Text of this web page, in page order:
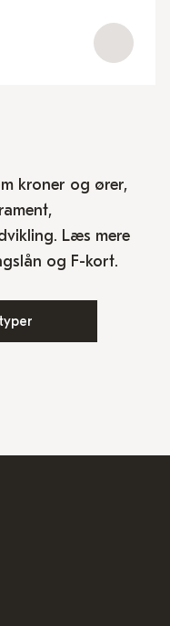
kroner og ører,
Læs mere
og F-kort.